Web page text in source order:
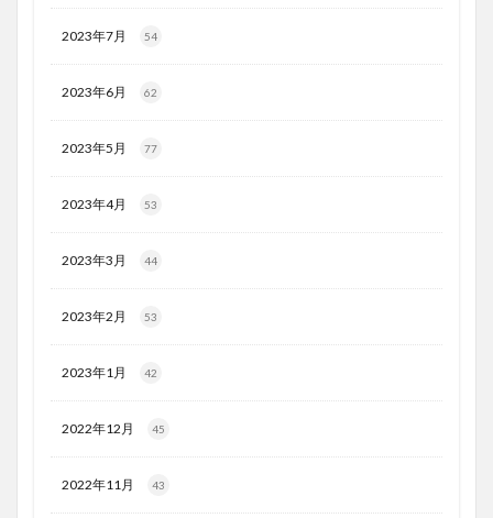
2023年7月 54
2023年6月 62
2023年5月 77
2023年4月 53
2023年3月 44
2023年2月 53
2023年1月 42
2022年12月 45
2022年11月 43